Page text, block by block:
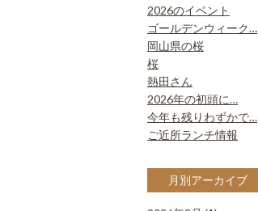
2026のイベント
ゴールデンウィーク…
岡山県の桜
桜
熱田さん
2026年の初頭に…
今年も残りわずかで…
ご近所ランチ情報
月別アーカイブ